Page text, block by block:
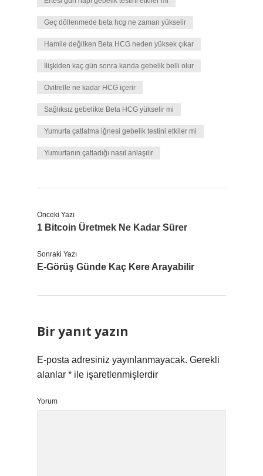
Geç döllenmede beta hcg ne zaman yükselir
Hamile değilken Beta HCG neden yüksek çıkar
İlişkiden kaç gün sonra kanda gebelik belli olur
Ovitrelle ne kadar HCG içerir
Sağlıksız gebelikte Beta HCG yükselir mi
Yumurta çatlatma iğnesi gebelik testini etkiler mi
Yumurtanın çatladığı nasıl anlaşılır
Önceki Yazı
1 Bitcoin Üretmek Ne Kadar Sürer
Sonraki Yazı
E-Görüş Günde Kaç Kere Arayabilir
Bir yanıt yazın
E-posta adresiniz yayınlanmayacak. Gerekli
alanlar * ile işaretlenmişlerdir
Yorum